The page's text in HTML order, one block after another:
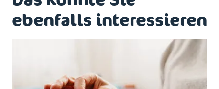
ebenfalls interessieren